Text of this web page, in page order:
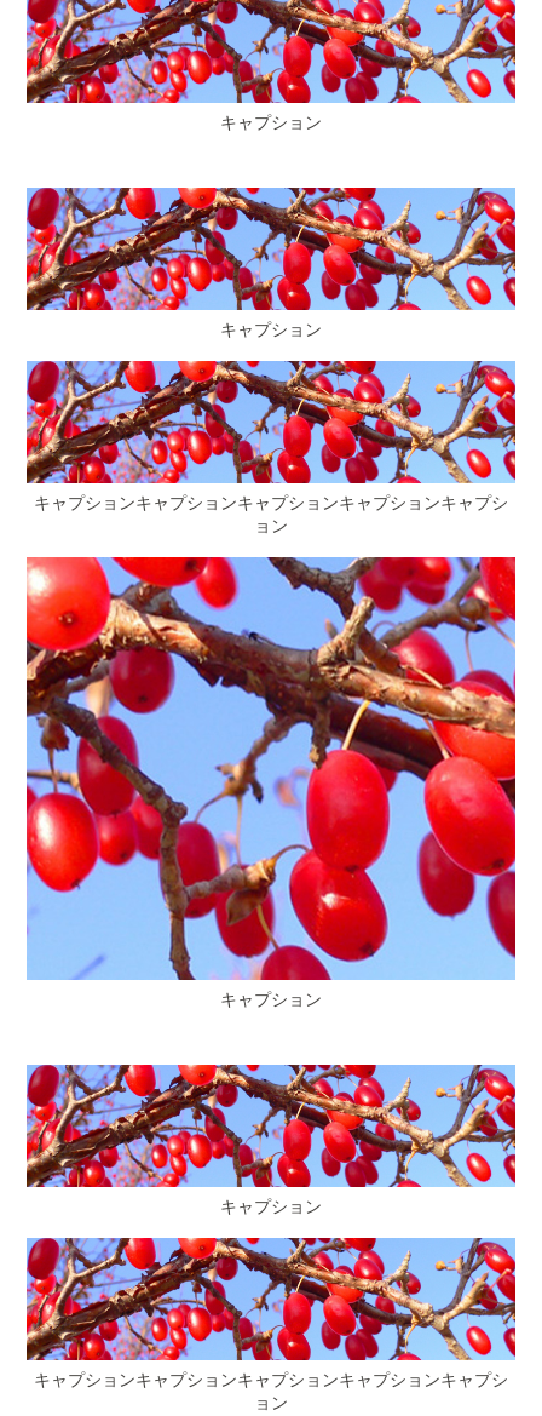
キャプション
キャプション
キャプションキャプションキャプションキャプションキャプシ
ョン
キャプション
キャプション
キャプションキャプションキャプションキャプションキャプシ
ョン